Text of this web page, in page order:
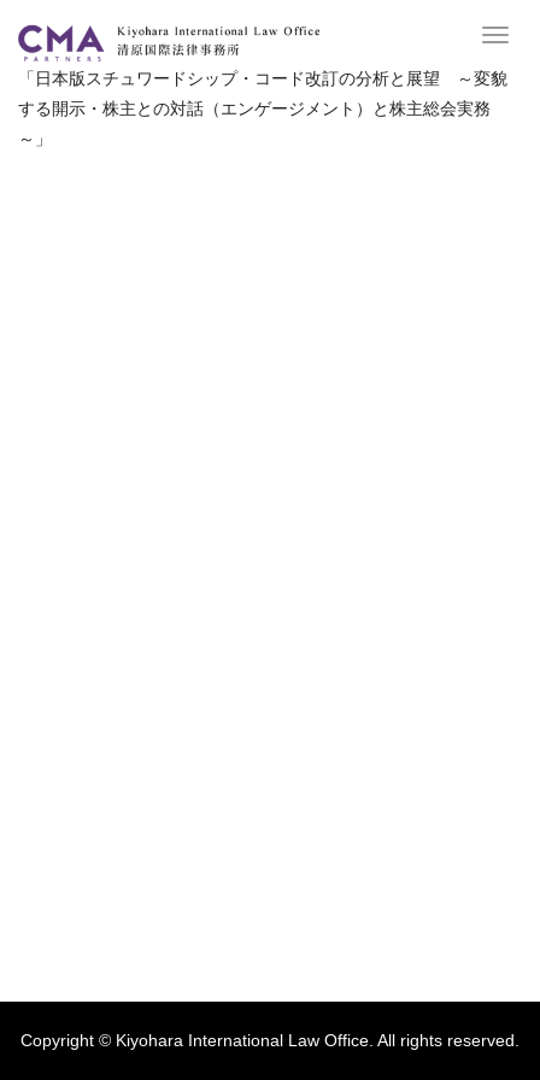
「日本版スチュワードシップ・コード改訂の分析と展望 ～変貌
する開示・株主との対話（エンゲージメント）と株主総会実務
～」
Copyright © Kiyohara International Law Office. All rights reserved.